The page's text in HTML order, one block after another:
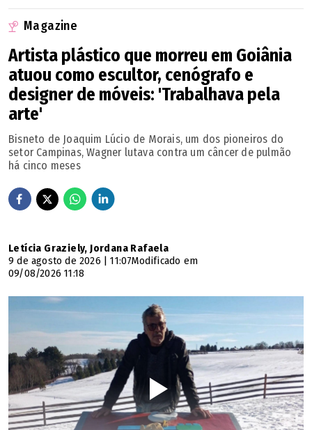
Cachoeira Dourada
Caçu
Caiapônia
Caldazinha
Campestre de Goiás
Campinaçu
Campinorte
Campo Alegre de Goiás
Campo Limpo de Goiás
Campos Verdes
Magazine
Artista plástico que morreu em Goiânia
atuou como escultor, cenógrafo e
designer de móveis: 'Trabalhava pela
arte'
Bisneto de Joaquim Lúcio de Morais, um dos pioneiros do
setor Campinas, Wagner lutava contra um câncer de pulmão
há cinco meses
Letícia Graziely, Jordana Rafaela
9 de agosto de 2026 | 11:07Modificado em
09/08/2026 11:18